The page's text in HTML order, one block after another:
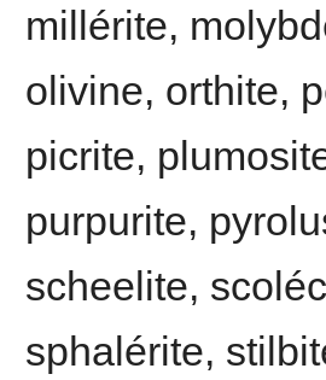
millérite,
olivine, orthite,
picrite,
purpurite,
scheelite,
sphalérite,